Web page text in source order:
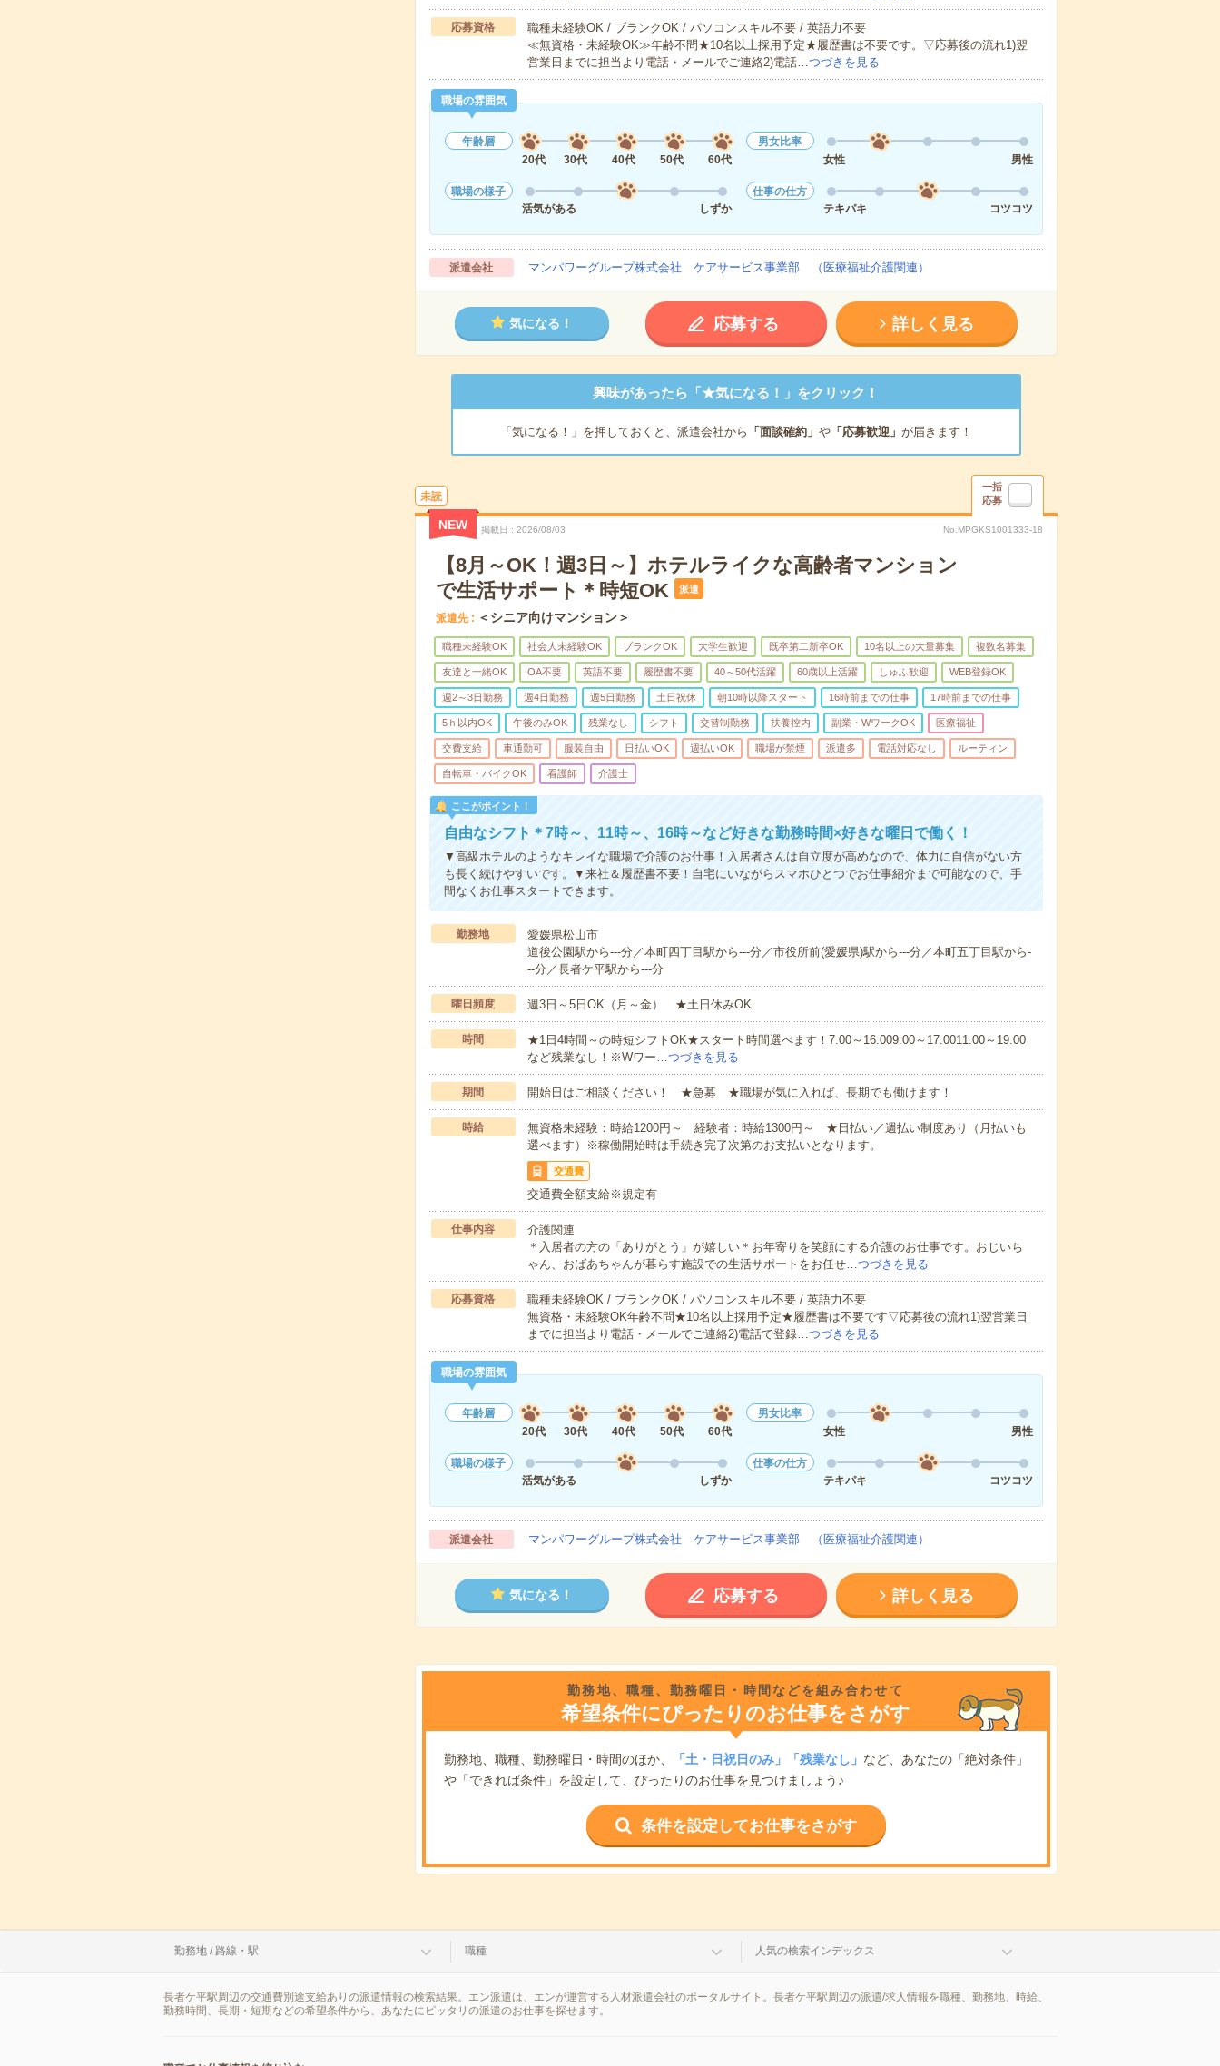
応募資格
職種未経験OK / ブランクOK / パソコンスキル不要 / 英語力不要
≪無資格・未経験OK≫年齢不問★10名以上採用予定★履歴書は不要です。▽応募後の流れ1)翌
営業日までに担当より電話・メールでご連絡2)電話…つづきを見る
職場の雰囲気
年齢層
20代
30代 40代 50代 60代
男女比率
女性
男性
職場の様子
活気がある
しずか
仕事の仕方
テキパキ
コツコツ
派遣会社 マンパワーグループ株式会社 ケアサービス事業部 （医療福祉介護関連）
気になる！ 応募する 詳しく見る
興味があったら「★気になる！」をクリック！
「気になる！」を押しておくと、派遣会社から 「面談確約」 や「応募歓迎」 が届きます！
未読
一括
応募
NEW 掲載日 2026/08/03 No.MPGKS1001333-18
【8月～OK！週3日～】ホテルライクな高齢者マンション
で生活サポート＊時短OK
派遣
派遣先 ＜シニア向けマンション＞
職種未経験OK 社会人未経験OK ブランクOK 大学生歓迎 既卒第二新卒OK 10名以上の大量募集 複数名募集
友達と一緒OK OA不要 英語不要 履歴書不要 40～50代活躍 60歳以上活躍 しゅふ歓迎 WEB登録OK
週2～3日勤務 週4日勤務 週5日勤務 土日祝休 朝10時以降スタート 16時前までの仕事 17時前までの仕事
5ｈ以内OK 午後のみOK 残業なし シフト 交替制勤務 扶養控内 副業・WワークOK 医療福祉
交費支給 車通勤可 服装自由 日払いOK 週払いOK 職場が禁煙 派遣多 電話対応なし ルーティン
自転車・バイクOK 看護師 介護士
ここがポイント！
自由なシフト＊7時～、11時～、16時～など好きな勤務時間×好きな曜日で働く！
▼高級ホテルのようなキレイな職場で介護のお仕事！入居者さんは自立度が高めなので、体力に自信がない方
も長く続けやすいです。▼来社＆履歴書不要！自宅にいながらスマホひとつでお仕事紹介まで可能なので、手
間なくお仕事スタートできます。
勤務地
愛媛県松山市
道後公園駅から---分／本町四丁目駅から---分／市役所前(愛媛県)駅から---分／本町五丁目駅から-
--分／長者ケ平駅から---分
曜日頻度 週3日～5日OK（月～金） ★土日休みOK
時間
★1日4時間～の時短シフトOK★スタート時間選べます！7:00～16:009:00～17:0011:00～19:00
など残業なし！※Wワー…つづきを見る
期間 開始日はご相談ください！ ★急募 ★職場が気に入れば、長期でも働けます！
時給
無資格未経験：時給1200円～ 経験者：時給1300円～ ★日払い／週払い制度あり（月払いも
選べます）※稼働開始時は手続き完了次第のお支払いとなります。
交通費
交通費全額支給※規定有
仕事内容
介護関連
＊入居者の方の「ありがとう」が嬉しい＊お年寄りを笑顔にする介護のお仕事です。おじいち
ゃん、おばあちゃんが暮らす施設での生活サポートをお任せ…つづきを見る
応募資格
職種未経験OK / ブランクOK / パソコンスキル不要 / 英語力不要
無資格・未経験OK年齢不問★10名以上採用予定★履歴書は不要です▽応募後の流れ1)翌営業日
までに担当より電話・メールでご連絡2)電話で登録…つづきを見る
職場の雰囲気
年齢層
20代
30代 40代 50代 60代
男女比率
女性
男性
職場の様子
活気がある
しずか
仕事の仕方
テキパキ
コツコツ
派遣会社 マンパワーグループ株式会社 ケアサービス事業部 （医療福祉介護関連）
気になる！ 応募する 詳しく見る
勤務地、職種、勤務曜日・時間などを組み合わせて
希望条件にぴったりのお仕事をさがす
勤務地、職種、勤務曜日・時間のほか、 「土・日祝日のみ」「残業なし」 など、あなたの「絶対条件」
や「できれば条件」を設定して、ぴったりのお仕事を見つけましょう♪
条件を設定してお仕事をさがす
勤務地 / 路線・駅 職種 人気の検索インデックス
長者ケ平駅周辺の交通費別途支給ありの派遣情報の検索結果。エン派遣は、エンが運営する人材派遣会社のポータルサイト。長者ケ平駅周辺の派遣/求人情報を職種、勤務地、時給、
勤務時間、長期・短期などの希望条件から、あなたにピッタリの派遣のお仕事を探せます。